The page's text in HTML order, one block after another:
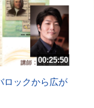
00:25:50
ロックから広が